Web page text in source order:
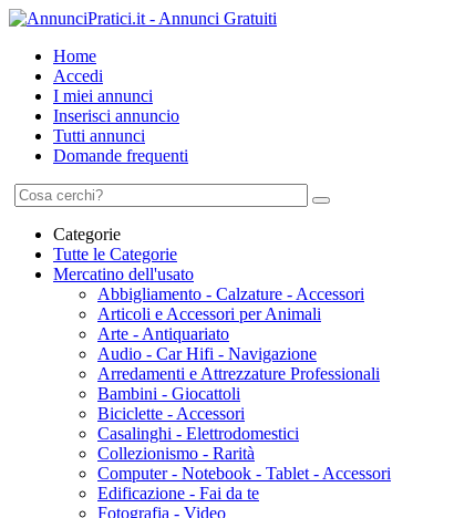
Home
Accedi
I miei annunci
Inserisci annuncio
Tutti annunci
Domande frequenti
Categorie
Tutte le Categorie
Mercatino dell'usato
Abbigliamento - Calzature - Accessori
Articoli e Accessori per Animali
Arte - Antiquariato
Audio - Car Hifi - Navigazione
Arredamenti e Attrezzature Professionali
Bambini - Giocattoli
Biciclette - Accessori
Casalinghi - Elettrodomestici
Collezionismo - Rarità
Computer - Notebook - Tablet - Accessori
Edificazione - Fai da te
Fotografia - Video